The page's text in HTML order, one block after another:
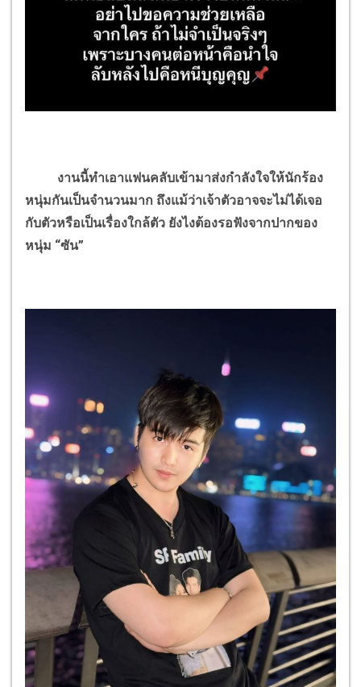
งานนี้ทำเอาแฟนคลับเข้ามาส่งกำลังใจให้นักร้อง
หนุ่มกันเป็นจำนวนมาก ถึงแม้ว่าเจ้าตัวอาจจะไม่ได้เจอ
กับตัวหรือเป็นเรื่องใกล้ตัว ยังไงต้องรอฟังจากปากของ
หนุ่ม “ซัน”